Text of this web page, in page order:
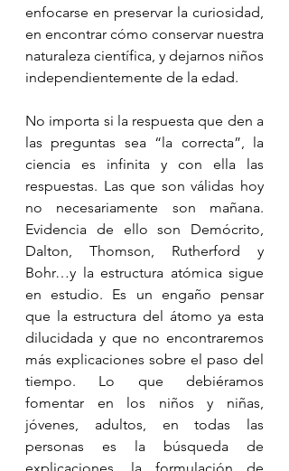
enfocarse en preservar la curiosidad,
en encontrar cómo conservar nuestra
naturaleza científica, y dejarnos niños
independientemente de la edad.
No importa si la respuesta que den a
las preguntas sea “la correcta”, la
ciencia es infinita y con ella las
respuestas. Las que son válidas hoy
no necesariamente son mañana.
Evidencia de ello son Demócrito,
Dalton, Thomson, Rutherford y
Bohr…y la estructura atómica sigue
en estudio. Es un engaño pensar
que la estructura del átomo ya esta
dilucidada y que no encontraremos
más explicaciones sobre el paso del
tiempo. Lo que debiéramos
fomentar en los niños y niñas,
jóvenes, adultos, en todas las
personas es la búsqueda de